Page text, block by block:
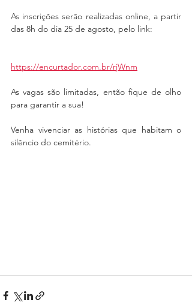
As inscrições serão realizadas online, a partir
das 8h do dia 25 de agosto, pelo link:
https://encurtador.com.br/rjWnm
As vagas são limitadas, então fique de olho
para garantir a sua!
Venha vivenciar as histórias que habitam o
silêncio do cemitério.